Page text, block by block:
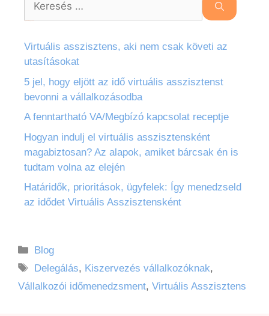
Virtuális asszisztens, aki nem csak követi az
utasításokat
5 jel, hogy eljött az idő virtuális asszisztenst
bevonni a vállalkozásodba
A fenntartható VA/Megbízó kapcsolat receptje
Hogyan indulj el virtuális asszisztensként
magabiztosan? Az alapok, amiket bárcsak én is
tudtam volna az elején
Határidők, prioritások, ügyfelek: Így menedzseld
az idődet Virtuális Asszisztensként
Blog
Delegálás, Kiszervezés vállalkozóknak,
Vállalkozói időmenedzsment, Virtuális Asszisztens